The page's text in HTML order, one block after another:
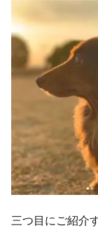
三つ目にご紹介